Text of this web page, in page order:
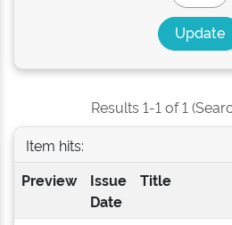
Results 1-1 of 1
Item hits:
Preview
Issue
Date
Title